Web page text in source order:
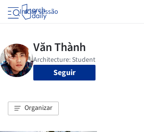
Iniciar sessão
Seguir
Organizar